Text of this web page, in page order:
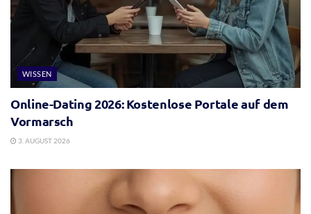
WISSEN
Online-Dating 2026: Kostenlose Portale auf dem
Vormarsch
3. AUGUST 2026